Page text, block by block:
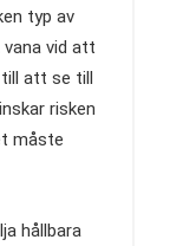
typ av
vid att
att se till
risken
måste
hållbara